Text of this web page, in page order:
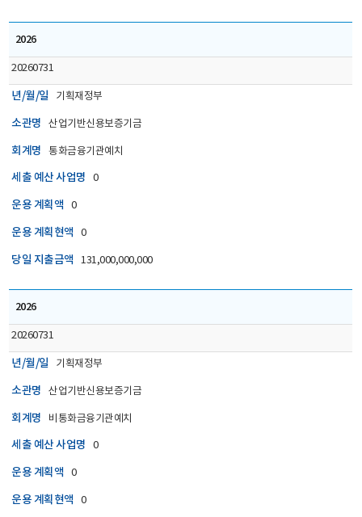
2026
20260731
년/월/일 기획재정부
소관명 산업기반신용보증기금
회계명 통화금융기관예치
세출 예산 사업명 0
운용 계획액 0
운용 계획현액 0
당일 지출금액 131,000,000,000
2026
20260731
년/월/일 기획재정부
소관명 산업기반신용보증기금
회계명 비통화금융기관예치
세출 예산 사업명 0
운용 계획액 0
운용 계획현액 0